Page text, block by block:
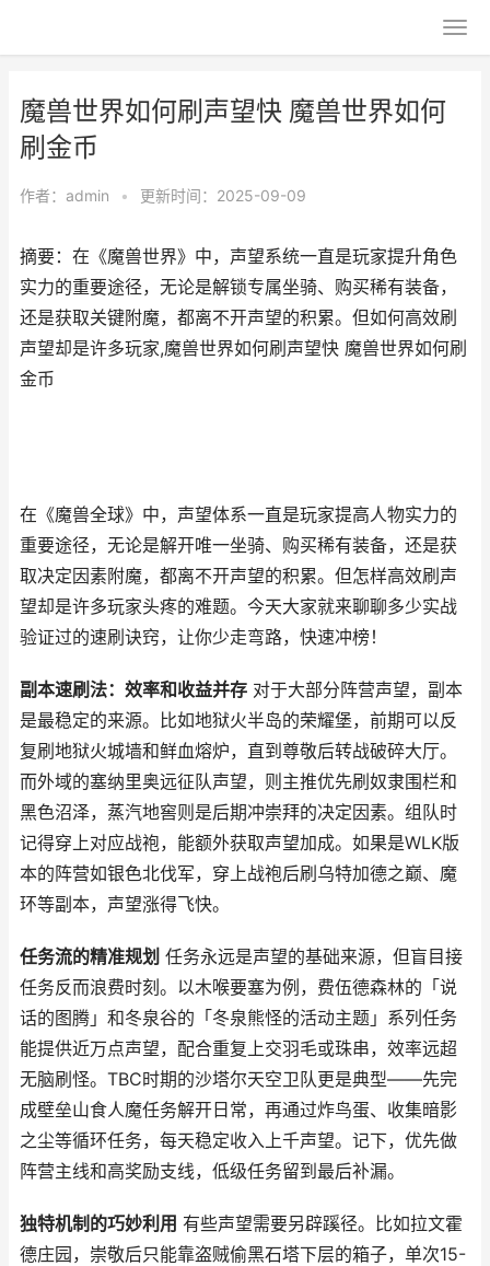
魔兽世界如何刷声望快 魔兽世界如何
刷金币
作者： admin • 更新时间：2025-09-09
摘要：在《魔兽世界》中，声望系统一直是玩家提升角色
实力的重要途径，无论是解锁专属坐骑、购买稀有装备，
还是获取关键附魔，都离不开声望的积累。但如何高效刷
声望却是许多玩家,魔兽世界如何刷声望快 魔兽世界如何刷
金币
在《魔兽全球》中，声望体系一直是玩家提高人物实力的
重要途径，无论是解开唯一坐骑、购买稀有装备，还是获
取决定因素附魔，都离不开声望的积累。但怎样高效刷声
望却是许多玩家头疼的难题。今天大家就来聊聊多少实战
验证过的速刷诀窍，让你少走弯路，快速冲榜！
副本速刷法：效率和收益并存 对于大部分阵营声望，副本
是最稳定的来源。比如地狱火半岛的荣耀堡，前期可以反
复刷地狱火城墙和鲜血熔炉，直到尊敬后转战破碎大厅。
而外域的塞纳里奥远征队声望，则主推优先刷奴隶围栏和
黑色沼泽，蒸汽地窖则是后期冲崇拜的决定因素。组队时
记得穿上对应战袍，能额外获取声望加成。如果是WLK版
本的阵营如银色北伐军，穿上战袍后刷乌特加德之巅、魔
环等副本，声望涨得飞快。
任务流的精准规划 任务永远是声望的基础来源，但盲目接
任务反而浪费时刻。以木喉要塞为例，费伍德森林的「说
话的图腾」和冬泉谷的「冬泉熊怪的活动主题」系列任务
能提供近万点声望，配合重复上交羽毛或珠串，效率远超
无脑刷怪。TBC时期的沙塔尔天空卫队更是典型——先完
成壁垒山食人魔任务解开日常，再通过炸鸟蛋、收集暗影
之尘等循环任务，每天稳定收入上千声望。记下，优先做
阵营主线和高奖励支线，低级任务留到最后补漏。
独特机制的巧妙利用 有些声望需要另辟蹊径。比如拉文霍
德庄园，崇敬后只能靠盗贼偷黑石塔下层的箱子，单次15-